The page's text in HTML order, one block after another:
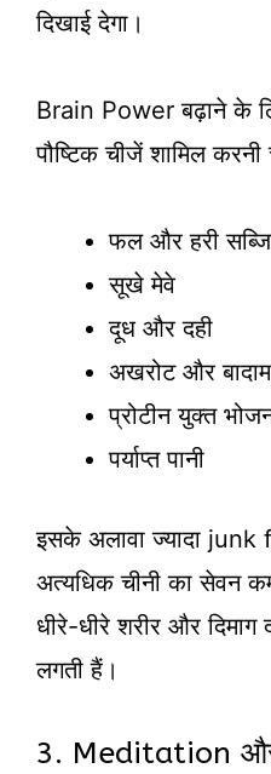
दिखाई देगा।
Brain Power बढ़ाने के
पौष्टिक चीजें शामिल करनी
फल और हरी
सूखे मेवे
दूध और दही
अखरोट और बादाम
प्रोटीन युक्त
पर्याप्त पानी
इसके अलावा ज्यादा
अत्यधिक चीनी का सेवन
धीरे-धीरे शरीर और
लगती हैं।
3. Meditation